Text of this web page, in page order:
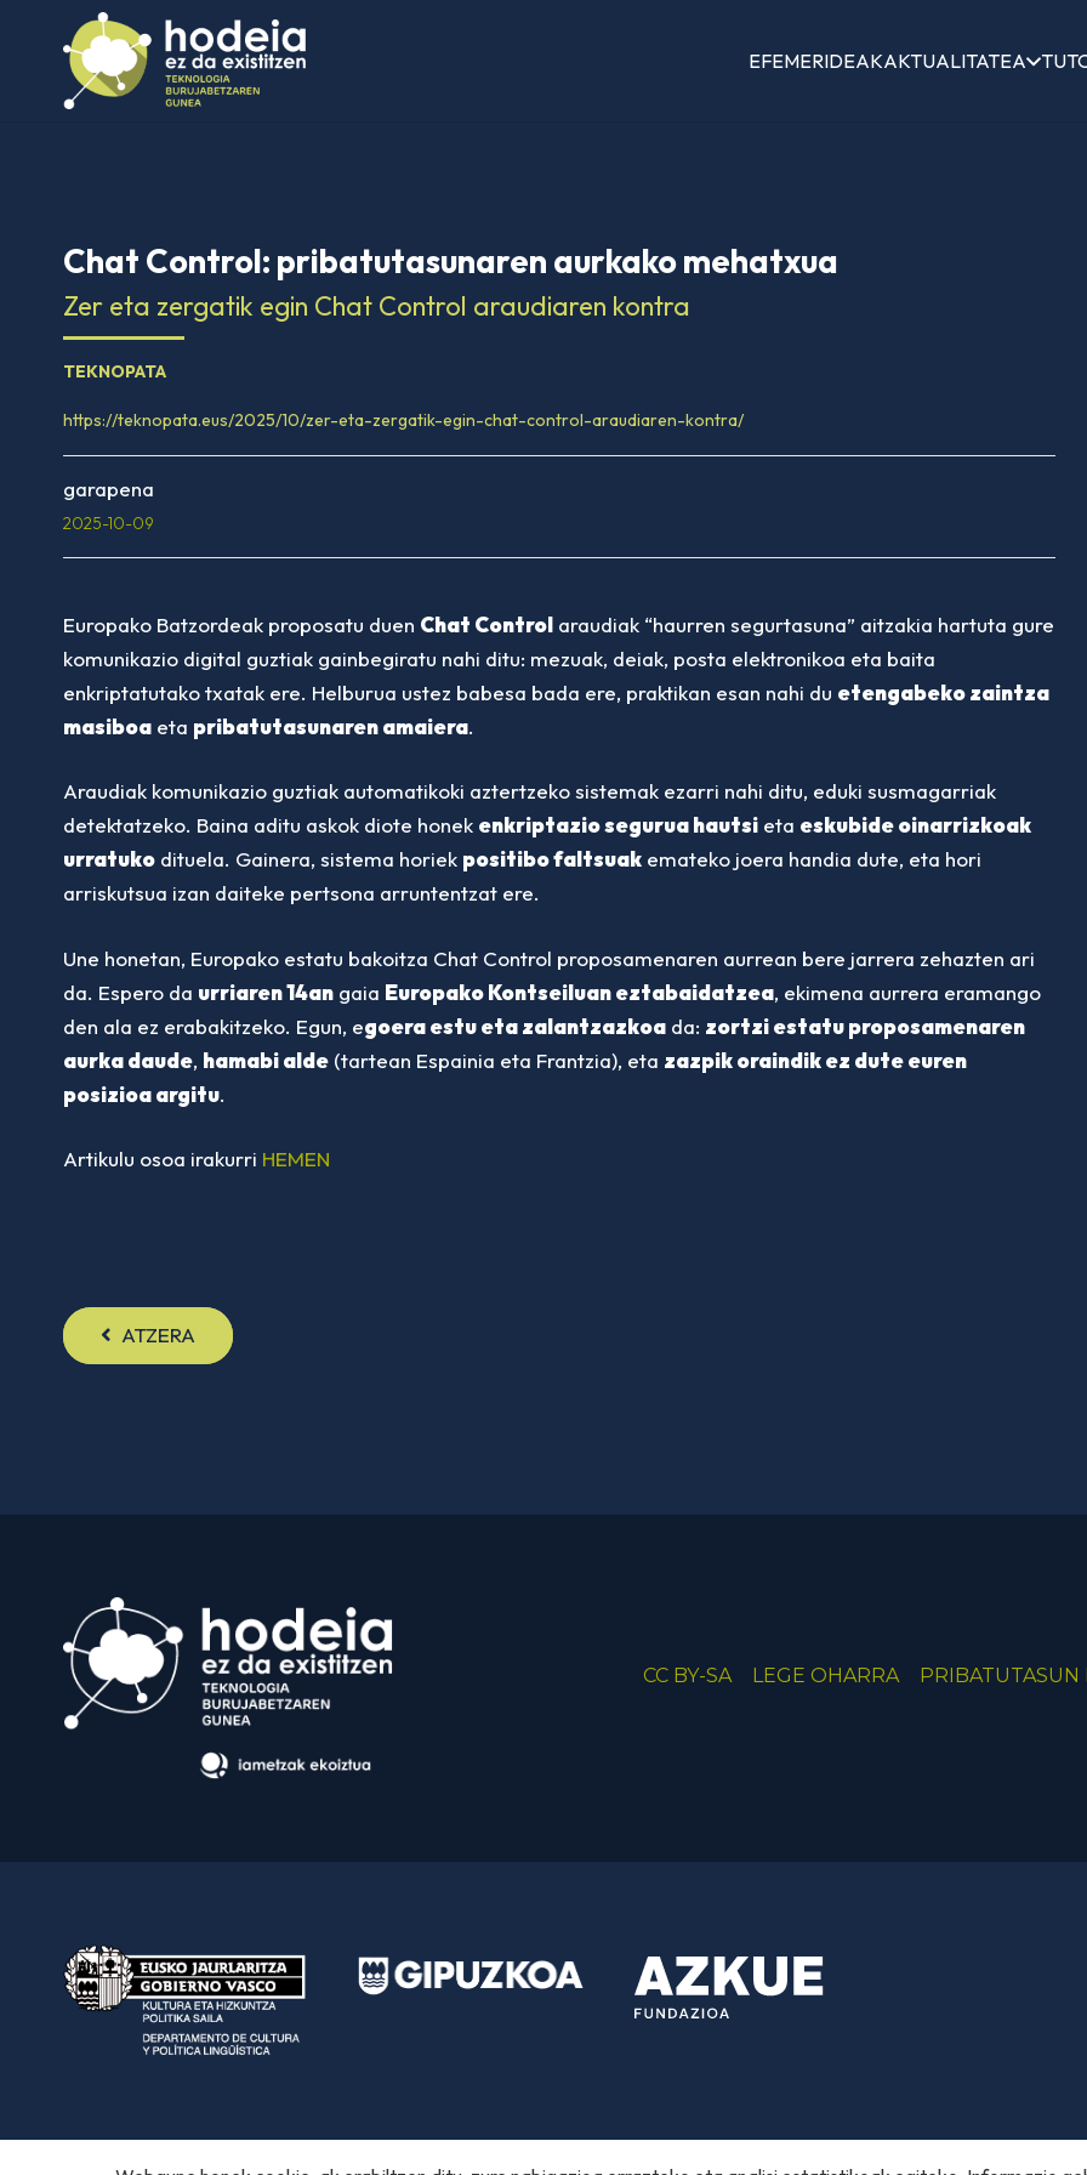
EFEMERIDEAKAKTUALITATEA
Chat Control: pribatutasunaren aurkako mehatxua
Zer eta zergatik egin Chat Control araudiaren kontra
TEKNOPATA
https://teknopata.eus/2025/10/zer-eta-zergatik-egin-chat-control-araudiaren-kontra/
garapena
2025-10-09
Europako Batzordeak proposatu duen Chat Control araudiak “haurren segurtasuna” aitzakia hartuta gure
komunikazio digital guztiak gainbegiratu nahi ditu: mezuak, deiak, posta elektronikoa eta baita
enkriptatutako txatak ere. Helburua ustez babesa bada ere, praktikan esan nahi du etengabeko zaintza
masiboa eta pribatutasunaren amaiera.
Araudiak komunikazio guztiak automatikoki aztertzeko sistemak ezarri nahi ditu, eduki susmagarriak
detektatzeko. Baina aditu askok diote honek enkriptazio segurua hautsi eta eskubide oinarrizkoak
urratuko dituela. Gainera, sistema horiek positibo faltsuak emateko joera handia dute, eta hori
arriskutsua izan daiteke pertsona arruntentzat ere.
Une honetan, Europako estatu bakoitza Chat Control proposamenaren aurrean bere jarrera zehazten ari
da. Espero da urriaren 14an gaia Europako Kontseiluan eztabaidatzea, ekimena aurrera eramango
den ala ez erabakitzeko. Egun, egoera estu eta zalantzazkoa da: zortzi estatu proposamenaren
aurka daude, hamabi alde (tartean Espainia eta Frantzia), eta zazpik oraindik ez dute euren
posizioa argitu.
Artikulu osoa irakurri HEMEN
ATZERA
CC BY-SA LEGE OHARRA PRIBATUTASUN